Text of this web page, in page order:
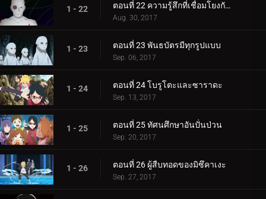
1 - 22 ตอนที่ 22 ความรู้สึกที่เชื่อมโยงกัน
Aug. 30, 2017
1 - 23 ตอนที่ 23 พันธบัตรมีทุกรูปแบบ
Sep. 06, 2017
1 - 24 ตอนที่ 24 โบรูโตะและซาราดะ
Sep. 13, 2017
1 - 25 ตอนที่ 25 ทัศนศึกษาอันปั่นป่วน
Sep. 20, 2017
1 - 26 ตอนที่ 26 ผู้สืบทอดของมิซึคาเงะ
Sep. 27, 2017